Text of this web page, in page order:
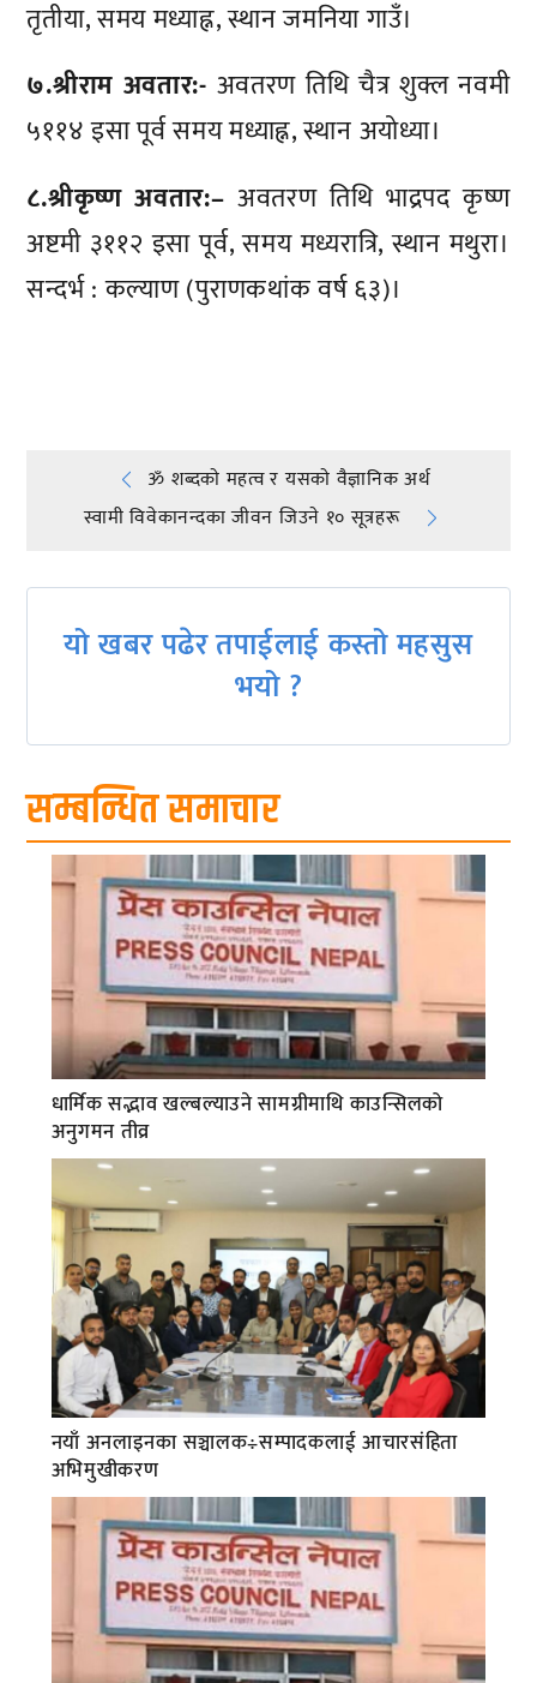
तृतीया, समय मध्याह्न, स्थान जमनिया गाउँ।
७.श्रीराम अवतार:- अवतरण तिथि चैत्र शुक्ल नवमी
५११४ इसा पूर्व समय मध्याह्न, स्थान अयोध्या।
८.श्रीकृष्ण अवतार:– अवतरण तिथि भाद्रपद कृष्ण
अष्टमी ३११२ इसा पूर्व, समय मध्यरात्रि, स्थान मथुरा।
सन्दर्भ : कल्याण (पुराणकथांक वर्ष ६३)।
Post
navigation
ॐ शब्दकाे महत्व र यसकाे वैज्ञानिक अर्थ
स्वामी विवेकानन्दका जीवन जिउने १० सूत्रहरू
यो खबर पढेर तपाईलाई कस्तो महसुस
भयो ?
सम्बन्धित समाचार
धार्मिक सद्भाव खल्बल्याउने सामग्रीमाथि काउन्सिलको
अनुगमन तीव्र
नयाँ अनलाइनका सञ्चालक÷सम्पादकलाई आचारसंहिता
अभिमुखीकरण